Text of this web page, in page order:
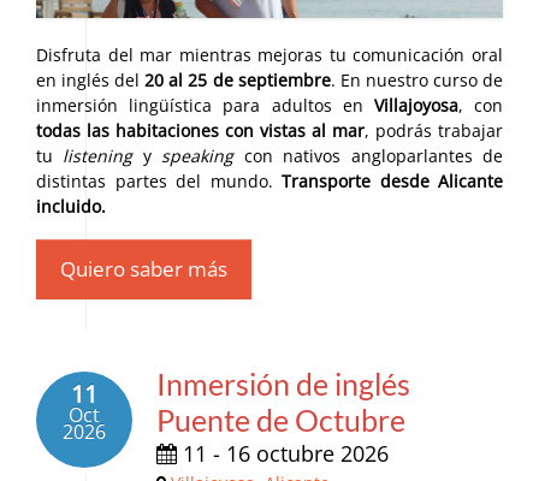
Disfruta del mar mientras mejoras tu comunicación oral
en inglés del20 al 25 de septiembre. En nuestro curso de
inmersión lingüística para adultos en Villajoyosa, con
todas las habitaciones con vistas al mar, podrás trabajar
tu listeningy speakingcon nativos angloparlantes de
distintas partes del mundo. Transporte desde Alicante
incluido.
Quiero saber más
11
Oct
2026
Inmersión de inglés
Puente de Octubre
11 - 16 octubre 2026